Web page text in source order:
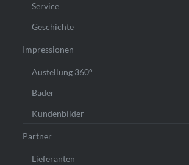
Service
Geschichte
Impressionen
Austellung 360°
Bäder
Kundenbilder
Partner
Lieferanten